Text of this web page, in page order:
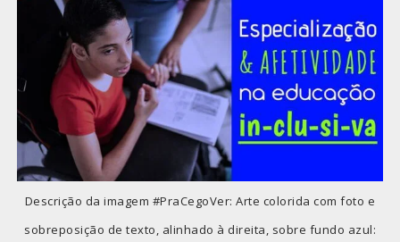
Descrição da imagem #PraCegoVer: Arte colorida com foto e
sobreposição de texto, alinhado à direita, sobre fundo azul: